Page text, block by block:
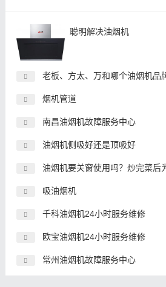
聪明解决油烟机
老板、方太、万和哪个油烟机品
烟机管道
南昌油烟机故障服务中心
油烟机侧吸好还是顶吸好
油烟机要关窗使用吗？炒完菜后
吸油烟机
千科油烟机24小时服务维修
欧宝油烟机24小时服务维修
常州油烟机故障服务中心